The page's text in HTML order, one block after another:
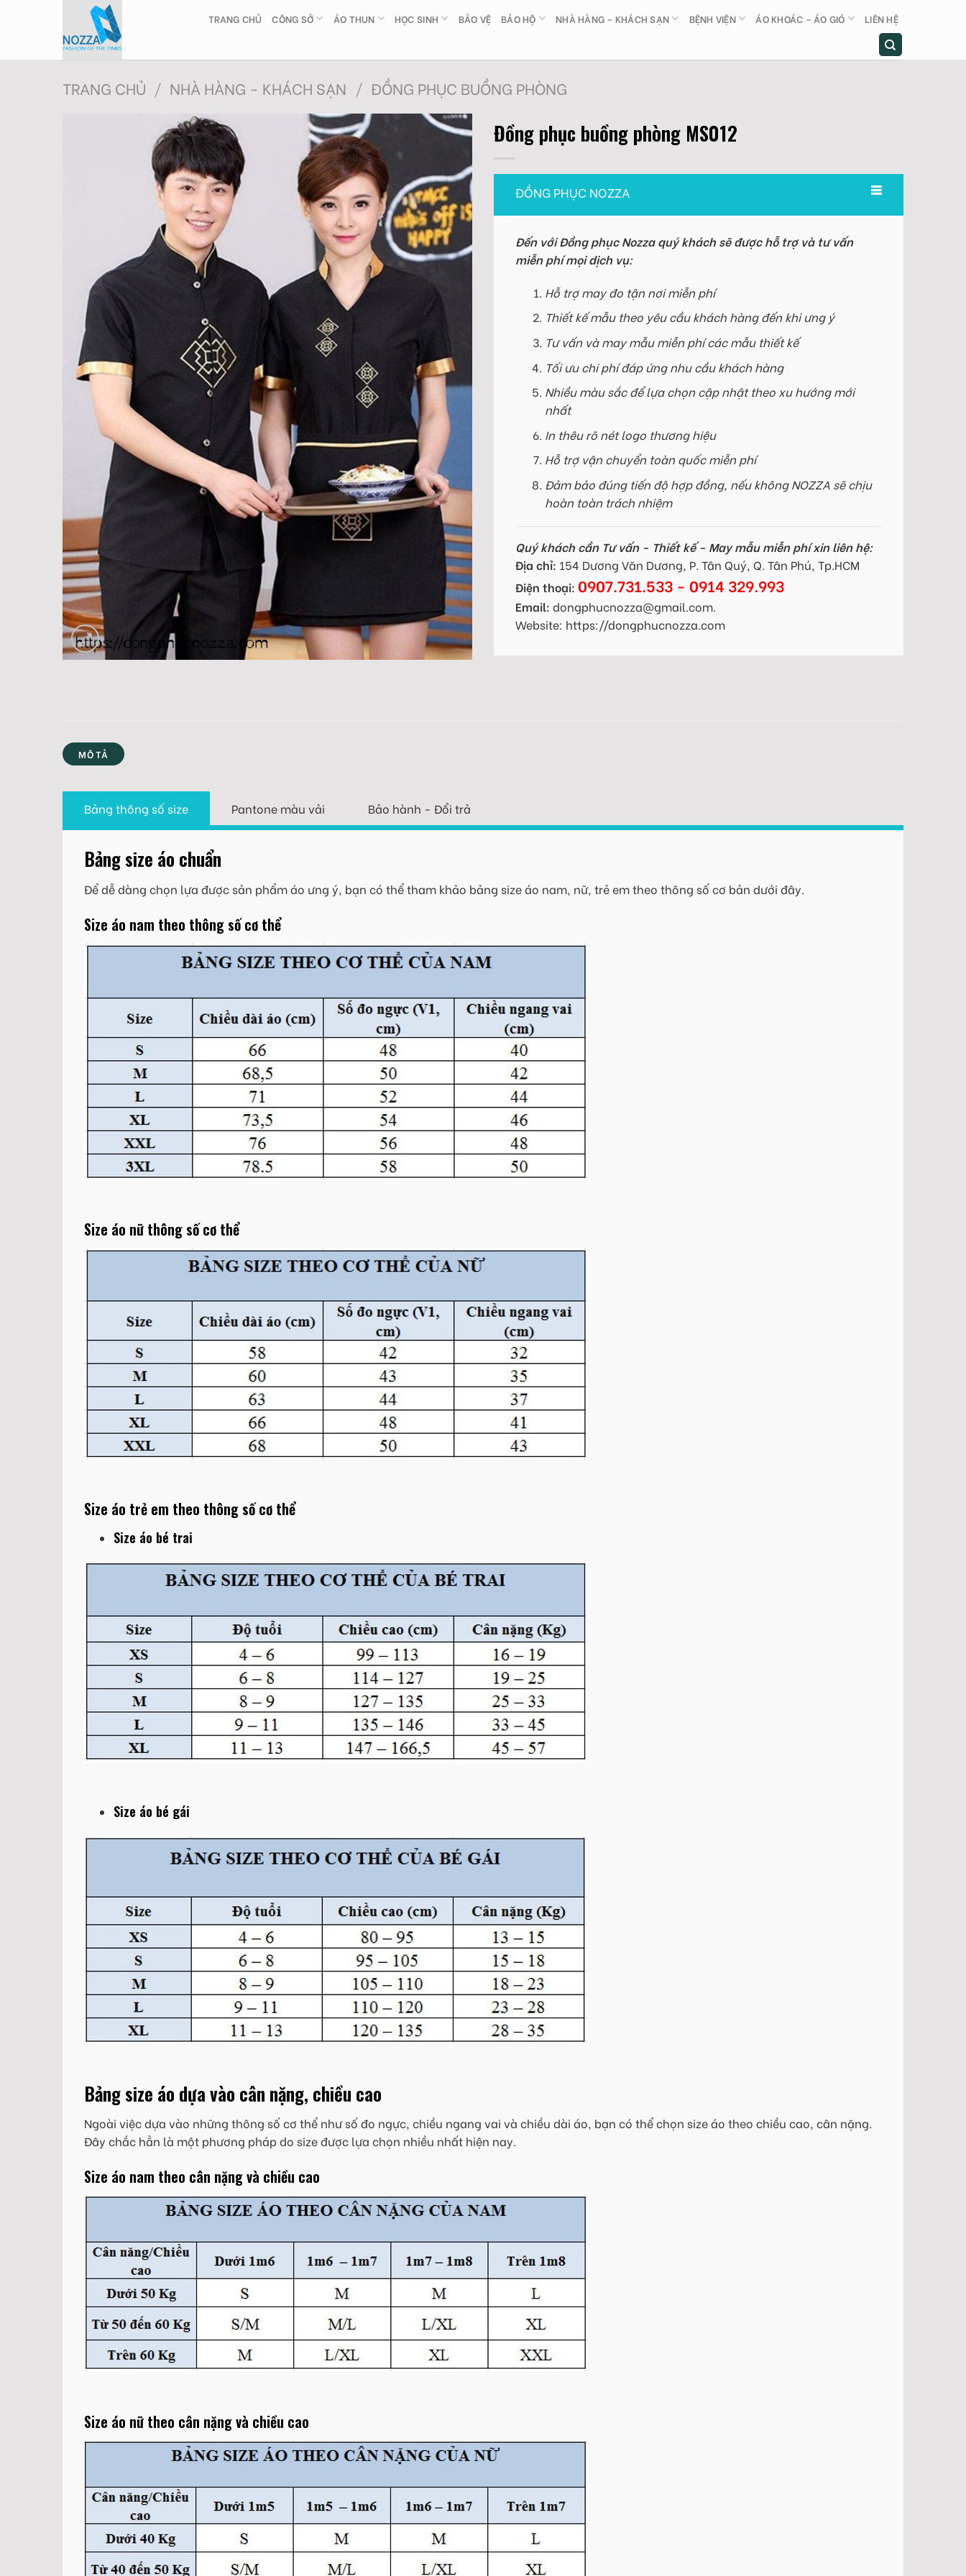
TRANG CHỦ CÔNG SỞ ÁO THUN HỌC SINH BẢO VỆ BẢO HỘ NHÀ HÀNG – KHÁCH SẠN BỆNH VIỆN ÁO KHOÁC – ÁO GIÓ LIÊN HỆ
TRANG CHỦ / NHÀ HÀNG - KHÁCH SẠN / ĐỒNG PHỤC BUỒNG PHÒNG
Đồng phục buồng phòng MS012
ĐỒNG PHỤC NOZZA
Đến với Đồng phục Nozza quý khách sẽ được hỗ trợ và tư vấn
miễn phí mọi dịch vụ:
Hỗ trợ may đo tận nơi miễn phí
Thiết kế mẫu theo yêu cầu khách hàng đến khi ưng ý
Tư vấn và may mẫu miễn phí các mẫu thiết kế
Tối ưu chi phí đáp ứng nhu cầu khách hàng
Nhiều màu sắc để lựa chọn cập nhật theo xu hướng mới
nhất
In thêu rõ nét logo thương hiệu
Hỗ trợ vận chuyển toàn quốc miễn phí
Đảm bảo đúng tiến độ hợp đồng, nếu không NOZZA sẽ chịu
hoàn toàn trách nhiệm
Quý khách cần Tư vấn - Thiết kế - May mẫu miễn phí xin liên hệ:
Địa chỉ: 154 Dương Văn Dương, P. Tân Quý, Q. Tân Phú, Tp.HCM
Điện thoại: 0907.731.533 - 0914 329.993
Email: dongphucnozza@gmail.com.
Website: https://dongphucnozza.com
MÔ TẢ
Bảng thông số size Pantone màu vải Bảo hành - Đổi trả
Bảng size áo chuẩn
Để dễ dàng chọn lựa được sản phẩm áo ưng ý, bạn có thể tham khảo bảng size áo nam, nữ, trẻ em theo thông số cơ bản dưới đây.
Size áo nam theo thông số cơ thể
Size áo nữ thông số cơ thể
Size áo trẻ em theo thông số cơ thể
Size áo bé trai
Size áo bé gái
Bảng size áo dựa vào cân nặng, chiều cao
Ngoài việc dựa vào những thông số cơ thể như số đo ngực, chiều ngang vai và chiều dài áo, bạn có thể chọn size áo theo chiều cao, cân nặng.
Đây chắc hẳn là một phương pháp do size được lựa chọn nhiều nhất hiện nay.
Size áo nam theo cân nặng và chiều cao
Size áo nữ theo cân nặng và chiều cao